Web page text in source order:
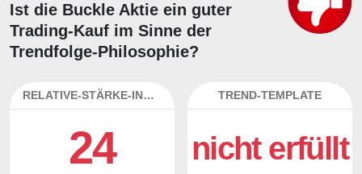
Ist die Buckle Aktie ein guter
Trading-Kauf im Sinne der
Trendfolge-Philosophie?
RELATIVE-STÄRKE-INDEX
24
TREND-TEMPLATE
nicht erfüllt